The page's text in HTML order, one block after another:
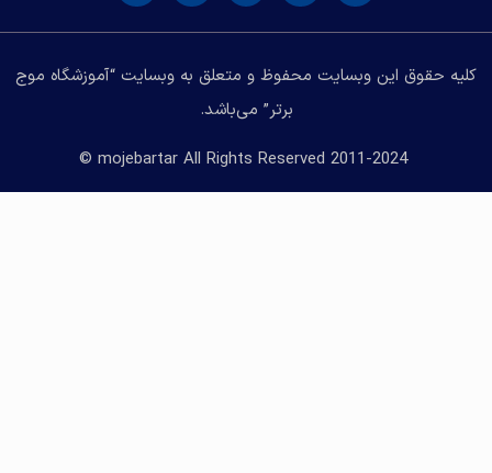
کلیه حقوق این وبسایت محفوظ و متعلق به وبسایت “آموزشگاه موج
برتر” می‌باشد.
2011-2024 mojebartar All Rights Reserved ©